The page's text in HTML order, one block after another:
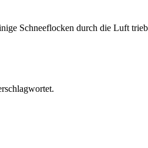
Schneeflocken durch die Luft